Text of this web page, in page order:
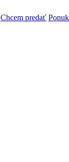
Chcem predať